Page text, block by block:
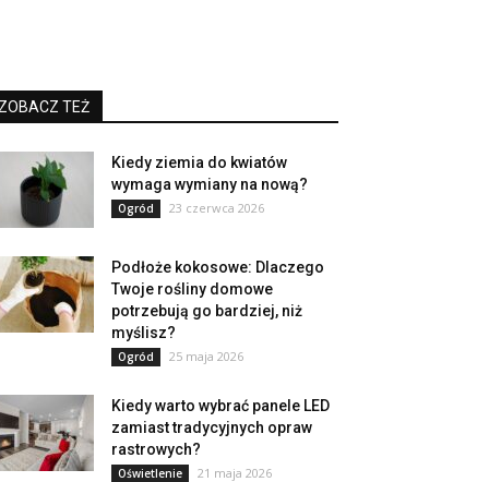
ZOBACZ TEŻ
Kiedy ziemia do kwiatów
wymaga wymiany na nową?
Ogród 23 czerwca 2026
Podłoże kokosowe: Dlaczego
Twoje rośliny domowe
potrzebują go bardziej, niż
myślisz?
Ogród 25 maja 2026
Kiedy warto wybrać panele LED
zamiast tradycyjnych opraw
rastrowych?
Oświetlenie 21 maja 2026